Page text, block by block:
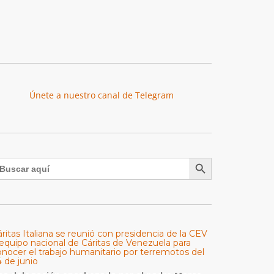
Únete a nuestro canal de Telegram
Botón de búsqueda
Italiana se reunió con presidencia de la CEV
nacional de Cáritas de Venezuela para
el trabajo humanitario por terremotos del
de junio